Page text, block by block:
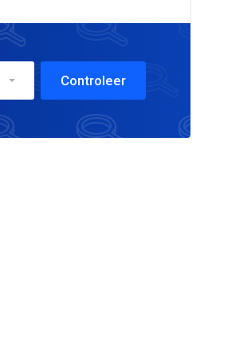
Controleer